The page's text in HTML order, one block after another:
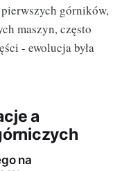
górników,
maszyn, często
- ewolucja była
a
na